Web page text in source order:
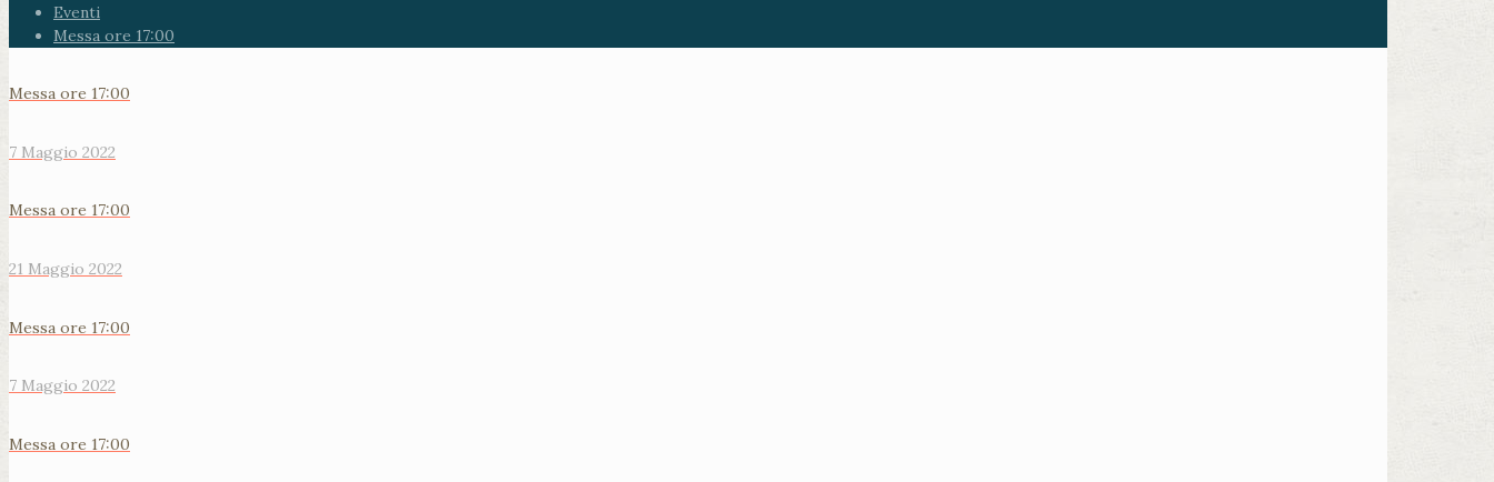
Eventi
Messa ore 17:00
Messa ore 17:00
7 Maggio 2022
Messa ore 17:00
21 Maggio 2022
Messa ore 17:00
7 Maggio 2022
Messa ore 17:00